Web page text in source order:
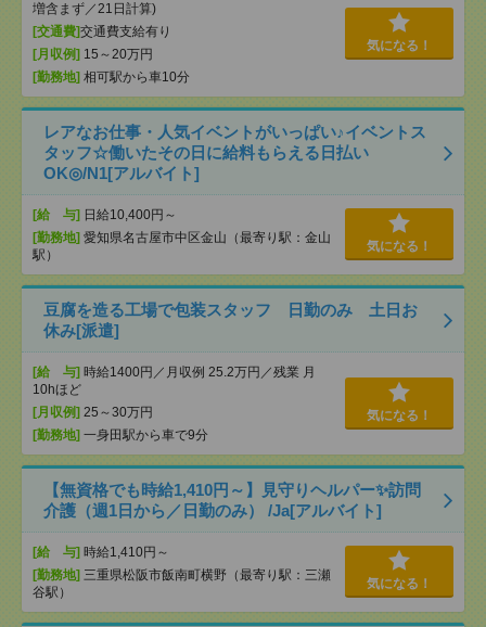
増含まず／21日計算)
[交通費]交通費支給有り
[月収例] 15～20万円
[勤務地] 相可駅から車10分
気になる！
レアなお仕事・人気イベントがいっぱい♪イベントス
タッフ☆働いたその日に給料もらえる日払い
OK◎/N1[アルバイト]
[給 与] 日給10,400円～
[勤務地] 愛知県名古屋市中区金山（最寄り駅：金山
駅）
気になる！
豆腐を造る工場で包装スタッフ 日勤のみ 土日お
休み[派遣]
[給 与] 時給1400円／月収例 25.2万円／残業 月
10hほど
[月収例] 25～30万円
[勤務地] 一身田駅から車で9分
気になる！
【無資格でも時給1,410円～】見守りヘルパー✨訪問
介護（週1日から／日勤のみ） /Ja[アルバイト]
[給 与] 時給1,410円～
[勤務地] 三重県松阪市飯南町横野（最寄り駅：三瀬
谷駅）
気になる！